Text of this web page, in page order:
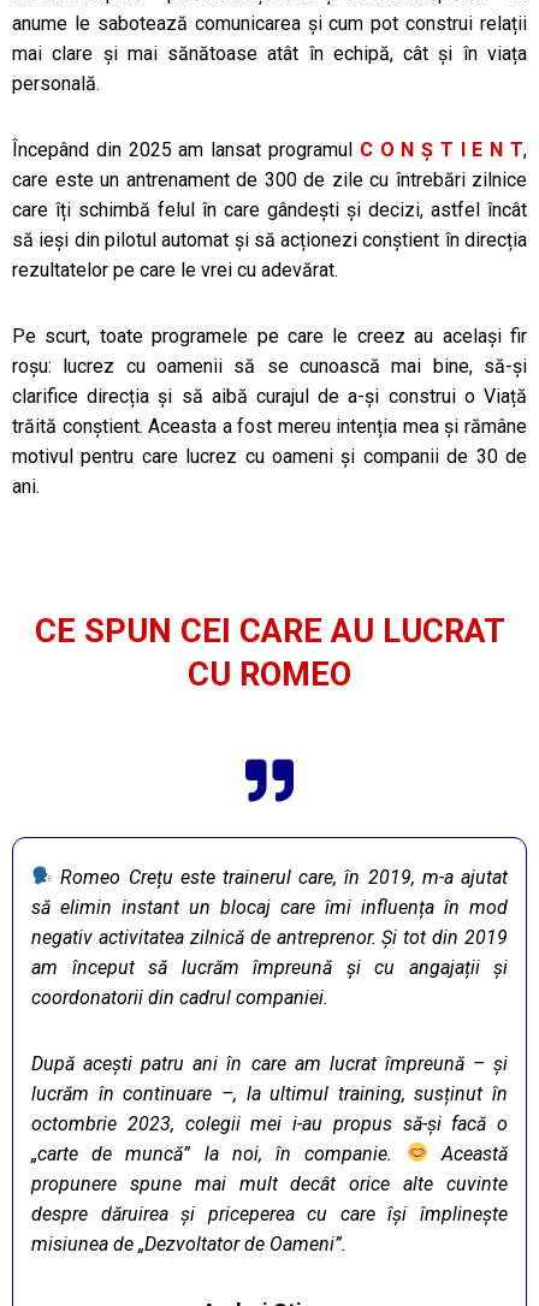
anume le sabotează comunicarea și cum pot construi relații
mai clare și mai sănătoase atât în echipă, cât și în viața
personală.
Începând din 2025 am lansat programul C O N Ş T I E N T,
care este un antrenament de 300 de zile cu întrebări zilnice
care îți schimbă felul în care gândești și decizi, astfel încât
să ieși din pilotul automat și să acționezi conștient în direcția
rezultatelor pe care le vrei cu adevărat.
Pe scurt, toate programele pe care le creez au același fir
roșu: lucrez cu oamenii să se cunoască mai bine, să-și
clarifice direcția și să aibă curajul de a-și construi o Viață
trăită conștient. Aceasta a fost mereu intenția mea și rămâne
motivul pentru care lucrez cu oameni și companii de 30 de
ani.
CE SPUN CEI CARE AU LUCRAT
CU ROMEO
Romeo Crețu este trainerul care, în 2019, m-a ajutat
să elimin instant un blocaj care îmi influența în mod
negativ activitatea zilnică de antreprenor. Și tot din 2019
am început să lucrăm împreună și cu angajații și
coordonatorii din cadrul companiei.
După acești patru ani în care am lucrat împreună – și
lucrăm în continuare –, la ultimul training, susținut în
octombrie 2023, colegii mei i-au propus să-și facă o
„carte de muncă” la noi, în companie.
Această
propunere spune mai mult decât orice alte cuvinte
despre dăruirea și priceperea cu care își împlinește
misiunea de „Dezvoltator de Oameni”.